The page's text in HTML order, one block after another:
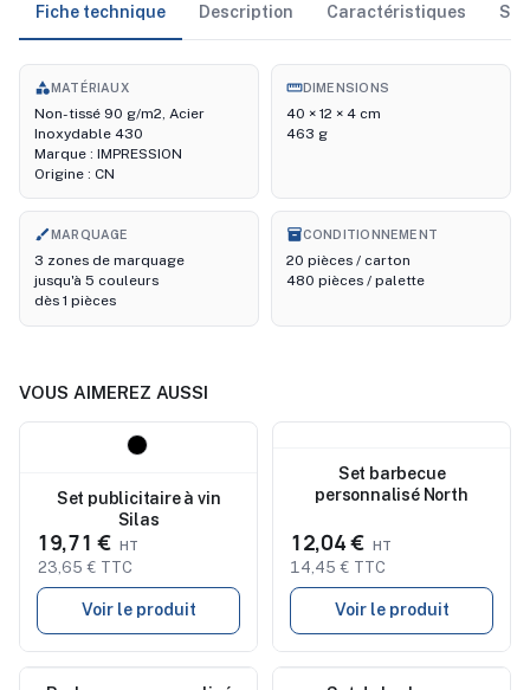
Fiche technique Description Caractéristiques
categoryMATÉRIAUX
Non-tissé 90 g/m2, Acier
Inoxydable 430
Marque : IMPRESSION
Origine : CN
straightenDIMENSIONS
40 × 12 × 4 cm
463 g
brushMARQUAGE
3 zones de marquage
jusqu'à 5 couleurs
dès 1 pièces
inventory_2
CONDITIONNEMENT
20 pièces / carton
480 pièces / palette
VOUS AIMEREZ AUSSI
Set publicitaire à vin
Silas
19,71 €
23,65 € TTC
Voir le produit
Set barbecue
personnalisé North
12,04 €
14,45 € TTC
Voir le produit